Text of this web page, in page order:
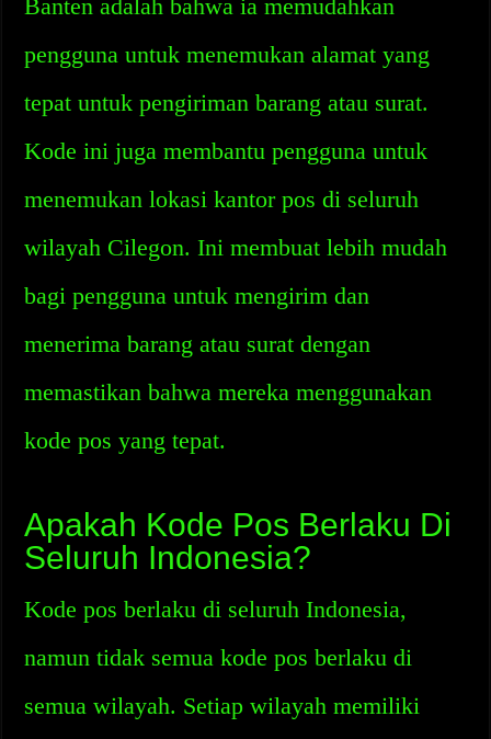
Banten adalah bahwa ia memudahkan
pengguna untuk menemukan alamat yang
tepat untuk pengiriman barang atau surat.
Kode ini juga membantu pengguna untuk
menemukan lokasi kantor pos di seluruh
wilayah Cilegon. Ini membuat lebih mudah
bagi pengguna untuk mengirim dan
menerima barang atau surat dengan
memastikan bahwa mereka menggunakan
kode pos yang tepat.
Apakah Kode Pos Berlaku Di
Seluruh Indonesia?
Kode pos berlaku di seluruh Indonesia,
namun tidak semua kode pos berlaku di
semua wilayah. Setiap wilayah memiliki